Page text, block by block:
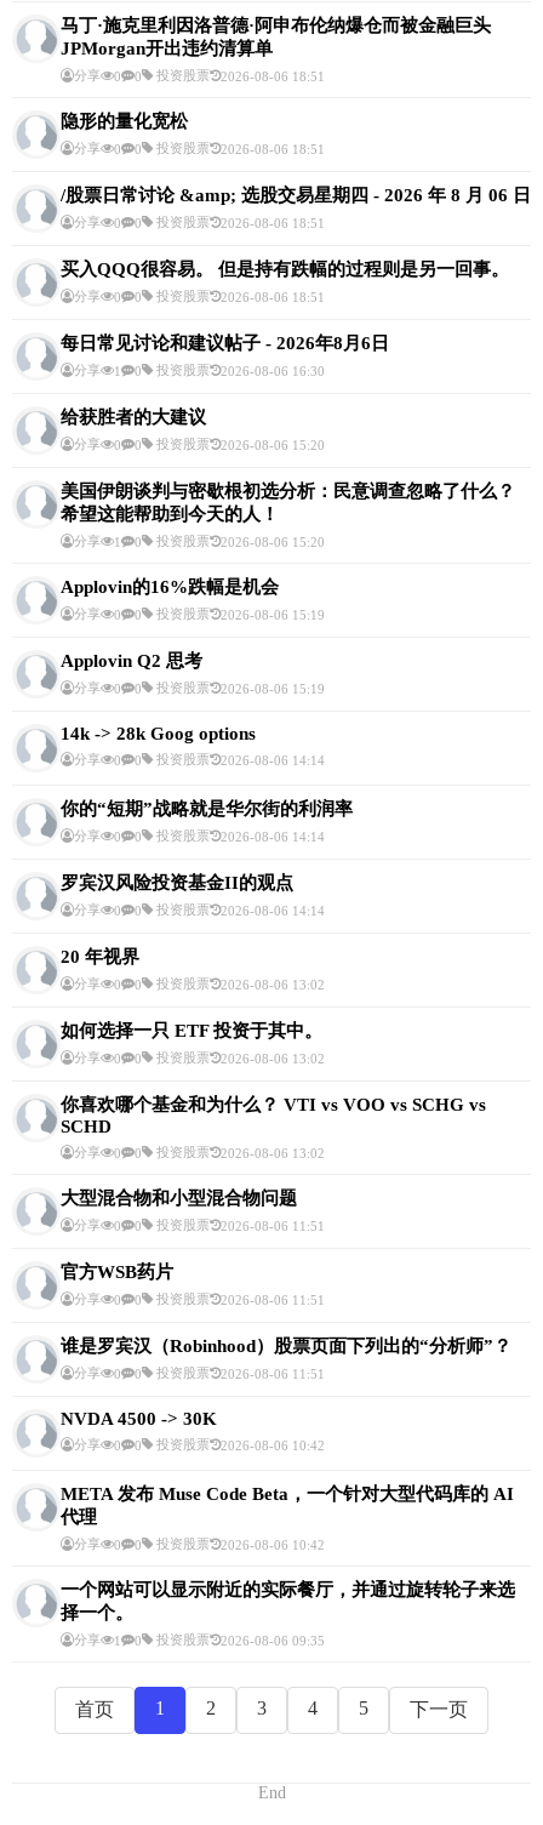
马丁·施克里利因洛普德·阿申布伦纳爆仓而被金融巨头
JPMorgan开出违约清算单
分享 0 0 投资股票 2026-08-06 18:51
隐形的量化宽松
分享 0 0 投资股票 2026-08-06 18:51
/股票日常讨论 &amp; 选股交易星期四 - 2026 年 8 月 06 日
分享 0 0 投资股票 2026-08-06 18:51
买入QQQ很容易。 但是持有跌幅的过程则是另一回事。
分享 0 0 投资股票 2026-08-06 18:51
每日常见讨论和建议帖子 - 2026年8月6日
分享 1 0 投资股票 2026-08-06 16:30
给获胜者的大建议
分享 0 0 投资股票 2026-08-06 15:20
美国伊朗谈判与密歇根初选分析：民意调查忽略了什么？
希望这能帮助到今天的人！
分享 1 0 投资股票 2026-08-06 15:20
Applovin的16%跌幅是机会
分享 0 0 投资股票 2026-08-06 15:19
Applovin Q2 思考
分享 0 0 投资股票 2026-08-06 15:19
14k -> 28k Goog options
分享 0 0 投资股票 2026-08-06 14:14
你的“短期”战略就是华尔街的利润率
分享 0 0 投资股票 2026-08-06 14:14
罗宾汉风险投资基金II的观点
分享 0 0 投资股票 2026-08-06 14:14
20 年视界
分享 0 0 投资股票 2026-08-06 13:02
如何选择一只 ETF 投资于其中。
分享 0 0 投资股票 2026-08-06 13:02
你喜欢哪个基金和为什么？ VTI vs VOO vs SCHG vs
SCHD
分享 0 0 投资股票 2026-08-06 13:02
大型混合物和小型混合物问题
分享 0 0 投资股票 2026-08-06 11:51
官方WSB药片
分享 0 0 投资股票 2026-08-06 11:51
谁是罗宾汉（Robinhood）股票页面下列出的“分析师”？
分享 0 0 投资股票 2026-08-06 11:51
NVDA 4500 -> 30K
分享 0 0 投资股票 2026-08-06 10:42
META 发布 Muse Code Beta，一个针对大型代码库的 AI
代理
分享 0 0 投资股票 2026-08-06 10:42
一个网站可以显示附近的实际餐厅，并通过旋转轮子来选
择一个。
分享 1 0 投资股票 2026-08-06 09:35
首页 1 2 3 4 5 下一页
End